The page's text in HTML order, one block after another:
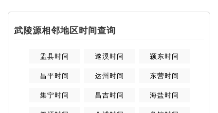
武陵源相邻地区时间查询
盂县时间 遂溪时间 颍东时间
昌平时间 达州时间 东营时间
集宁时间 昌吉时间 海盐时间